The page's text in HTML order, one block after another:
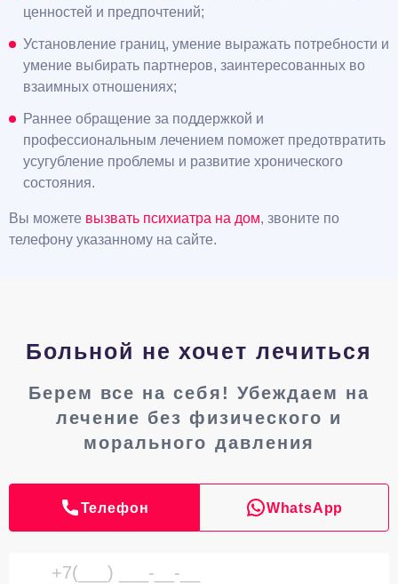
ценностей и предпочтений;
Установление границ, умение выражать потребности и
умение выбирать партнеров, заинтересованных во
взаимных отношениях;
Раннее обращение за поддержкой и
профессиональным лечением поможет предотвратить
усугубление проблемы и развитие хронического
состояния.
Вы можете вызвать психиатра на дом, звоните по
телефону указанному на сайте.
Больной не хочет лечиться
Берем все на себя! Убеждаем на
лечение без физического и
морального давления
Телефон WhatsApp